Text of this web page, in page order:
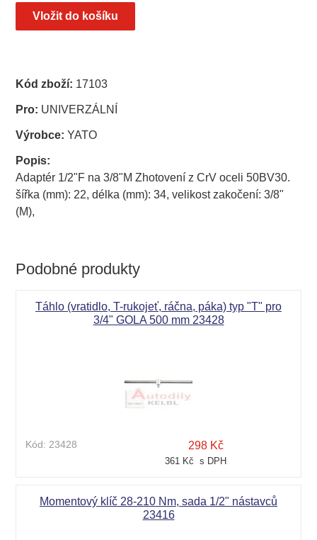
Kód zboží: 17103
Pro: UNIVERZÁLNÍ
Výrobce:YATO
Popis:
Adaptér 1/2"F na 3/8"M Zhotovení z CrV oceli 50BV30.
šířka (mm): 22, délka (mm): 34, velikost zakočení: 3/8"
(M),
Podobné produkty
Táhlo (vratidlo, T-rukojeť, ráčna, páka) typ "T" pro
3/4" GOLA 500 mm 23428
Kód: 23428 298 Kč
361 Kč s DPH
Momentový klíč 28-210 Nm, sada 1/2" nástavců
23416